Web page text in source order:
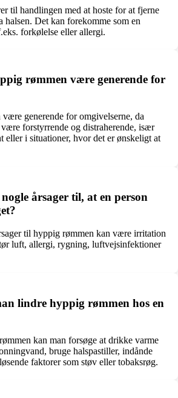
til handlingen med at hoste for at fjerne
Det kan forekomme som en
forkølelse eller allergi.
rømmen være generende for
generende for omgivelserne, da
forstyrrende og distraherende, især
eller i situationer, hvor det er ønskeligt at
årsager til, at en person
til hyppig rømmen kan være irritation
luft, allergi, rygning, luftvejsinfektioner
lindre hyppig rømmen hos en
kan man forsøge at drikke varme
bruge halspastiller, indånde
faktorer som støv eller tobaksrøg.